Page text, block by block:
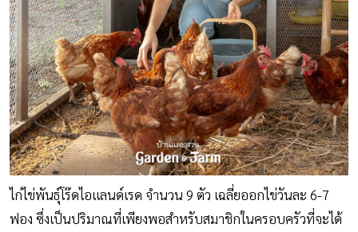
ไก่ไข่พันธุ์โร๊ดไอแลนด์เรด จำนวน 9 ตัว เฉลี่ยออกไข่วันละ 6-7
ฟอง ซึ่งเป็นปริมาณที่เพียงพอสำหรับสมาชิกในครอบครัวที่จะได้